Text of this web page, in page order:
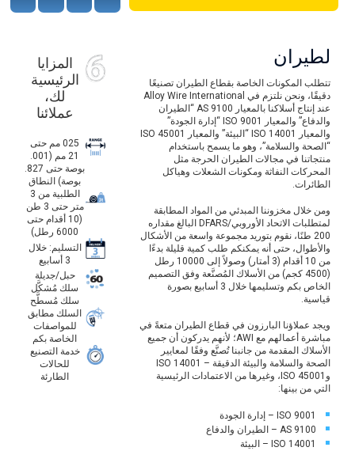
لطيران
تتطلب المكونات الخاصة بقطاع الطيران تصنيعًا
دقيقًا، ونحن نلتزم في Alloy Wire International
عند إنتاج أسلاكنا بالمعيار AS 9100 “الطيران
والدفاع” والمعيار ISO 9001 “إدارة الجودة”
والمعيار ISO 14001 “البيئة” والمعيار ISO 45001
“الصحة والسلامة”، وهو ما يسمح باستخدام
منتجاتنا في مجالات الطيران الحرجة مثل
المحركات النفاثة ومكونات الشعلات وهياكل
الطائرات.
ومن خلال مخزوننا المبدئي من المواد المطابقة
لمتطلبات الاتحاد الأوروبي/DFARS البالغ مقداره
200 طنًا، نقوم بتوريد مجموعة واسعة من الأشكال
والأطوال، حتى أنه يمكنكم طلب كمية قليلة بدءًا
من 10 أقدام (3 أمتار) وصولاً إلى 10000 رطل
(4500 كجم) من الأسلاك المُصنَّعة وفق التصميم
الخاص بكم وتسليمها خلال 3 أسابيع بصورة
قياسية.
ويجد عملاؤنا البارزون في قطاع الطيران متعةً في
مباشرة أعمالهم مع AWI؛ لأنهم يدركون أن جميع
الأسلاك المقدمة من جانبنا تُصنَّع وفقًا لمعايير
الصحة والسلامة والبيئة الدقيقة – ISO 14001
وISO 45001، وغيرها من الاعتمادات الرئيسية
التي من بينها:
ISO 9001 – إدارة الجودة
AS 9100 – الطيران والدفاع
ISO 14001 – البيئة
المزايا
الرئيسية
لك،
عملائنا
025 مم حتى
21 مم (001.
بوصة حتى 827.
بوصة) النطاق
الطلبية من 3
متر حتى 3 طن
(10 أقدام حتى
6000 رطل)
التسليم: خلال
3 أسابيع
حبل/جديلة
سلك مُشكَّل
سلك مُسطَّح
السلك مطابق
للمواصفات
الخاصة بكم
خدمة التصنيع
للحالات
الطارئة